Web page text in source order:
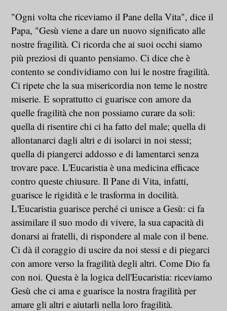
"Ogni volta che riceviamo il Pane della Vita", dice il
Papa, "Gesù viene a dare un nuovo significato alle
nostre fragilità. Ci ricorda che ai suoi occhi siamo
più preziosi di quanto pensiamo. Ci dice che è
contento se condividiamo con lui le nostre fragilità.
Ci ripete che la sua misericordia non teme le nostre
miserie. E soprattutto ci guarisce con amore da
quelle fragilità che non possiamo curare da soli:
quella di risentire chi ci ha fatto del male; quella di
allontanarci dagli altri e di isolarci in noi stessi;
quella di piangerci addosso e di lamentarci senza
trovare pace. L'Eucaristia è una medicina efficace
contro queste chiusure. Il Pane di Vita, infatti,
guarisce le rigidità e le trasforma in docilità.
L'Eucaristia guarisce perché ci unisce a Gesù: ci fa
assimilare il suo modo di vivere, la sua capacità di
donarsi ai fratelli, di rispondere al male con il bene.
Ci dà il coraggio di uscire da noi stessi e di piegarci
con amore verso la fragilità degli altri. Come Dio fa
con noi. Questa è la logica dell'Eucaristia: riceviamo
Gesù che ci ama e guarisce la nostra fragilità per
amare gli altri e aiutarli nella loro fragilità.